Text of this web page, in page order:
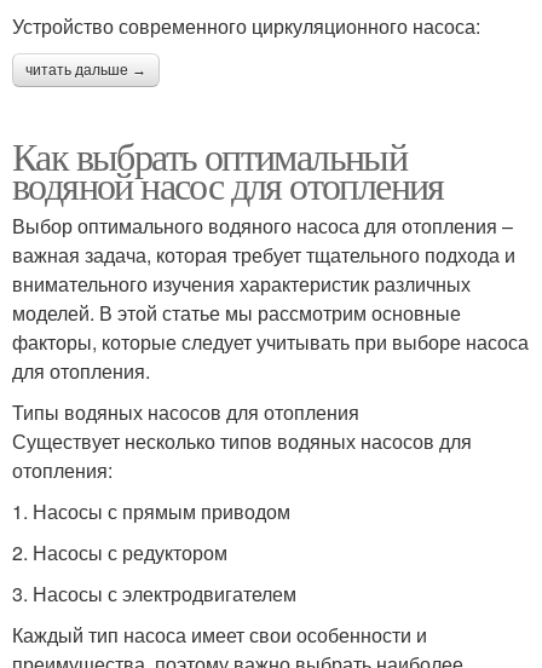
Устройство современного циркуляционного насоса:
читать дальше →
Как выбрать оптимальный
водяной насос для отопления
Выбор оптимального водяного насоса для отопления –
важная задача, которая требует тщательного подхода и
внимательного изучения характеристик различных
моделей. В этой статье мы рассмотрим основные
факторы, которые следует учитывать при выборе насоса
для отопления.
Типы водяных насосов для отопления
Существует несколько типов водяных насосов для
отопления:
1. Насосы с прямым приводом
2. Насосы с редуктором
3. Насосы с электродвигателем
Каждый тип насоса имеет свои особенности и